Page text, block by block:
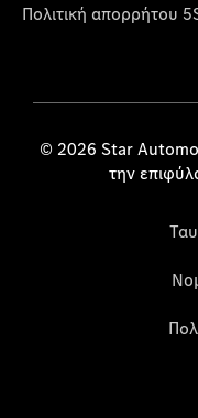
Πολιτική απορρήτου
© 2026 Star
την